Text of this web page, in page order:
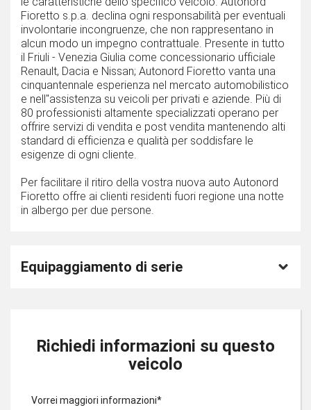
Fioretto s.p.a. declina ogni responsabilità per eventuali
involontarie incongruenze, che non rappresentano in
alcun modo un impegno contrattuale. Presente in tutto
il Friuli - Venezia Giulia come concessionario ufficiale
Renault, Dacia e Nissan; Autonord Fioretto vanta una
cinquantennale esperienza nel mercato automobilistico
e nell''assistenza su veicoli per privati e aziende. Più di
80 professionisti altamente specializzati operano per
offrire servizi di vendita e post vendita mantenendo alti
standard di efficienza e qualità per soddisfare le
esigenze di ogni cliente.
Per facilitare il ritiro della vostra nuova auto Autonord
Fioretto offre ai clienti residenti fuori regione una notte
in albergo per due persone.
Equipaggiamento di serie
Richiedi informazioni su questo
veicolo
Vorrei maggiori informazioni*